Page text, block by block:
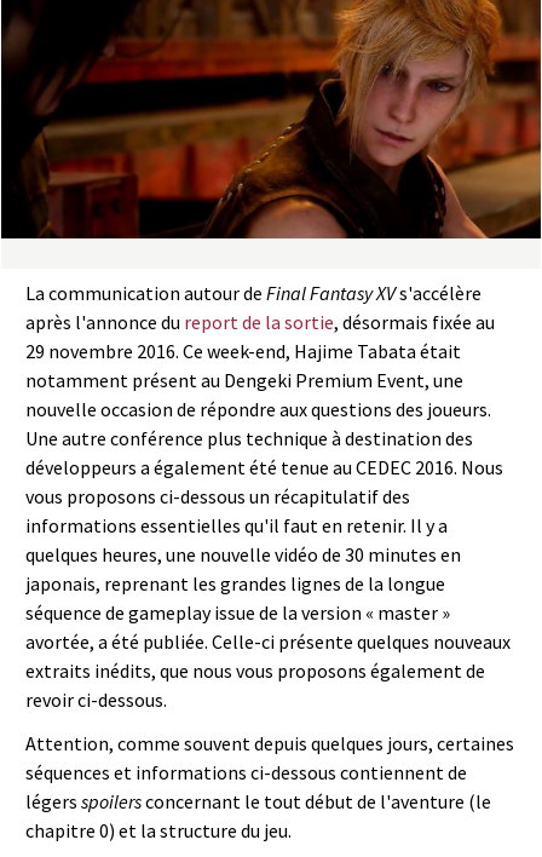
t
s
La communication autour de Final Fantasy XVs'accélère
après l'annonce du report de la sortie, désormais fixée au
29 novembre 2016. Ce week-end, Hajime Tabata était
notamment présent au Dengeki Premium Event, une
nouvelle occasion de répondre aux questions des joueurs.
Une autre conférence plus technique à destination des
développeurs a également été tenue au CEDEC 2016. Nous
vous proposons ci-dessous un récapitulatif des
informations essentielles qu'il faut en retenir. Il y a
quelques heures, une nouvelle vidéo de 30 minutes en
japonais, reprenant les grandes lignes de la longue
séquence de gameplay issue de la version « master »
avortée, a été publiée. Celle-ci présente quelques nouveaux
extraits inédits, que nous vous proposons également de
revoir ci-dessous.
Attention, comme souvent depuis quelques jours, certaines
séquences et informations ci-dessous contiennent de
légers spoilersconcernant le tout début de l'aventure (le
chapitre 0) et la structure du jeu.